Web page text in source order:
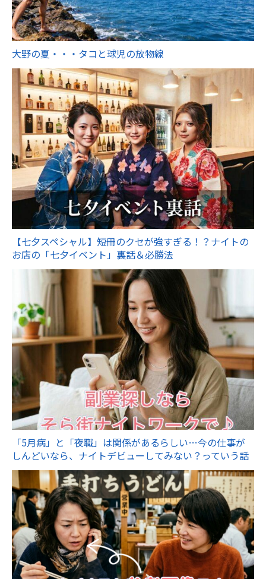
大野の夏・・・タコと球児の放物線
【七夕スペシャル】短冊のクセが強すぎる！？ナイトの
お店の「七夕イベント」裏話＆必勝法
「5月病」と「夜職」は関係があるらしい…今の仕事が
しんどいなら、ナイトデビューしてみない？っていう話